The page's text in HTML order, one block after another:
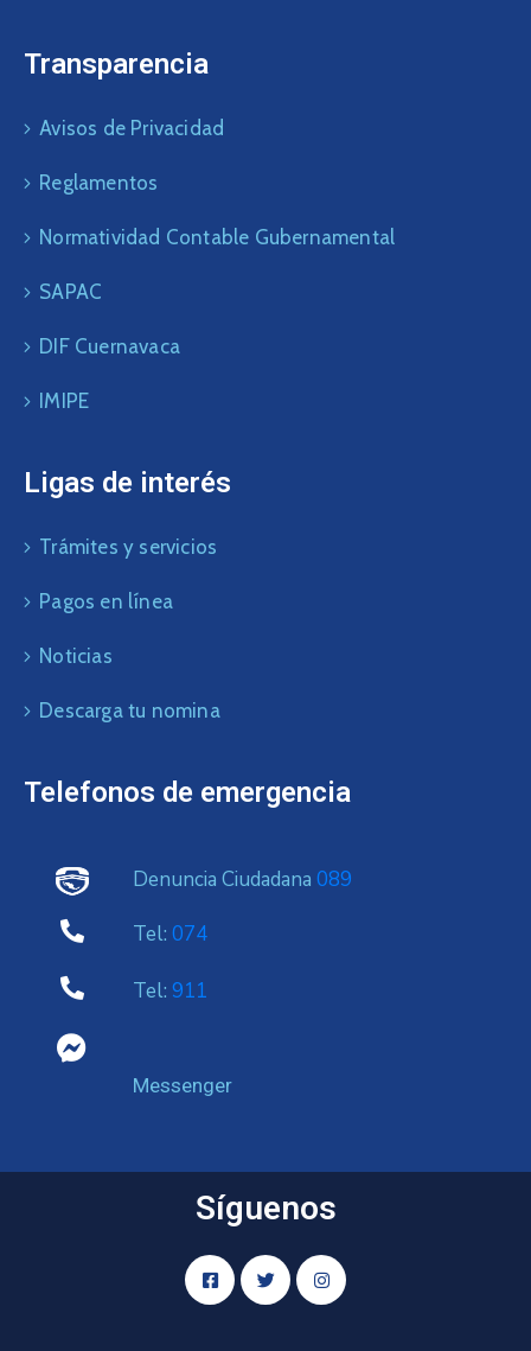
Transparencia
Avisos de Privacidad
Reglamentos
Normatividad Contable Gubernamental
SAPAC
DIF Cuernavaca
IMIPE
Ligas de interés
Trámites y servicios
Pagos en línea
Noticias
Descarga tu nomina
Telefonos de emergencia
Denuncia Ciudadana 089
Tel: 074
Tel: 911
Messenger
Síguenos